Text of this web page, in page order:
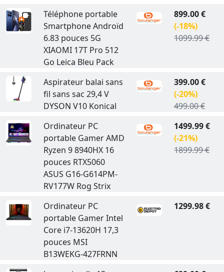
Téléphone portable
Smartphone Androïd
6.83 pouces 5G
XIAOMI 17T Pro 512
Go Leica Bleu Pack
899.00 €
(-18%)
1099.99 €
Aspirateur balai sans
fil sans sac 29,4 V
DYSON V10 Konical
399.00 €
(-20%)
499.00 €
Ordinateur PC
portable Gamer AMD
Ryzen 9 8940HX 16
pouces RTX5060
ASUS G16-G614PM-
RV177W Rog Strix
1499.99 €
(-21%)
1899.99 €
Ordinateur PC
portable Gamer Intel
Core i7-13620H 17,3
pouces MSI
B13WEKG-427FRNN
1299.98 €